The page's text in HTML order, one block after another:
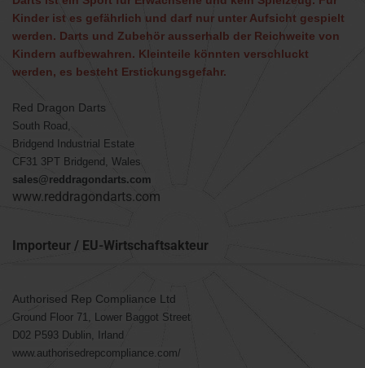
Kinder ist es gefährlich und darf nur unter Aufsicht gespielt
werden. Darts und Zubehör ausserhalb der Reichweite von
Kindern aufbewahren. Kleinteile könnten verschluckt
werden, es besteht Erstickungsgefahr.
Red Dragon Darts
South Road,
Bridgend Industrial Estate
CF31 3PT Bridgend, Wales
sales@reddragondarts.com
www.reddragondarts.com
Importeur / EU-Wirtschaftsakteur
Authorised Rep Compliance Ltd
Ground Floor 71, Lower Baggot Street
D02 P593 Dublin, Irland
www.authorisedrepcompliance.com/